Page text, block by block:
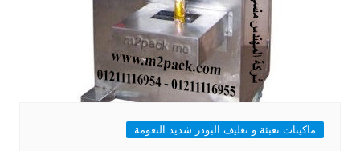
ماكينات تعبئة و تغليف البودر شديد النعومة